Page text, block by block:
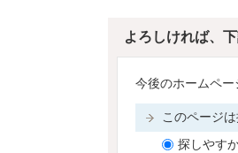
よろしければ、
今後のホームペー
このページ
探しやす